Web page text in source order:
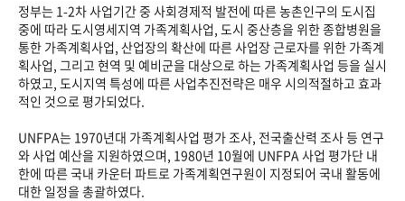
정부는 1-2차 사업기간 중 사회경제적 발전에 따른 농촌인구의 도시집
중에 따라 도시영세지역 가족계획사업, 도시 중산층을 위한 종합병원을
통한 가족계획사업, 산업장의 확산에 따른 사업장 근로자를 위한 가족계
획사업, 그리고 현역 및 예비군을 대상으로 하는 가족계획사업 등을 실시
하였고, 도시지역 특성에 따른 사업추진전략은 매우 시의적절하고 효과
적인 것으로 평가되었다.
UNFPA는 1970년대 가족계획사업 평가 조사, 전국출산력 조사 등 연구
와 사업 예산을 지원하였으며, 1980년 10월에 UNFPA 사업 평가단 내
한에 따른 국내 카운터 파트로 가족계획연구원이 지정되어 국내 활동에
대한 일정을 총괄하였다.